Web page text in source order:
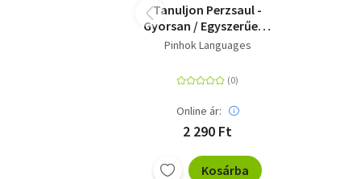
Tanuljon Perzsaul -
Gyorsan / Egyszerűen /
Hatékonyan
Pinhok Languages
Online ár:
2 290 Ft
Kosárba